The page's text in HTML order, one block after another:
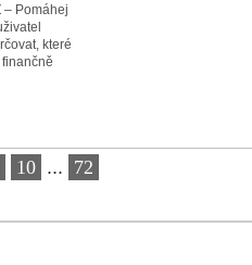
– Pomáhej
které
10 ... 72